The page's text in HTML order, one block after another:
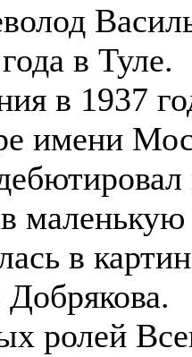
в Туле.
в 1937
имени
маленькую
в
Добрякова.
ролей